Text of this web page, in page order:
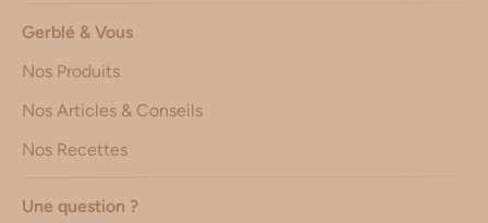
Gerblé & Vous
Nos Produits
Nos Articles & Conseils
Nos Recettes
Une question ?